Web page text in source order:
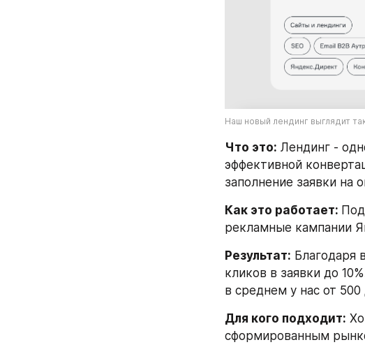
Наш новый лендинг выглядит
Что это: Лендинг -
эффективной
заполнение заявки на
Как это работает:
рекламные кампании
Результат: Благодаря
кликов в заявки до
в среднем у нас от
Для кого подходит:
сформированным